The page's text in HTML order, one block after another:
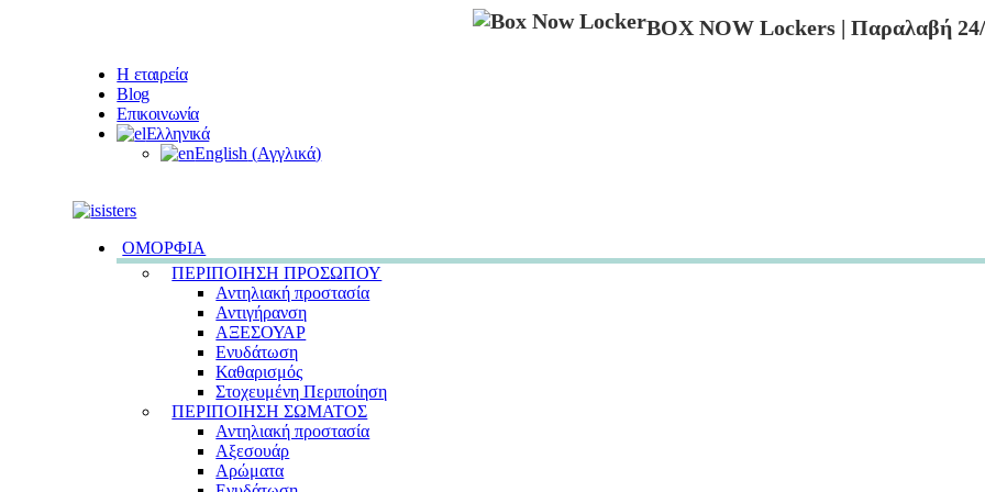
BOX NOW Lockers | Παραλαβή
Η εταιρεία
Blog
Επικοινωνία
Ελληνικά
English (Αγγλικά)
ΟΜΟΡΦΙΑ
ΠΕΡΙΠΟΙΗΣΗ ΠΡΟΣΩΠΟΥ
Αντηλιακή προστασία
Αντιγήρανση
ΑΞΕΣΟΥΑΡ
Ενυδάτωση
Καθαρισμός
Στοχευμένη Περιποίηση
ΠΕΡΙΠΟΙΗΣΗ ΣΩΜΑΤΟΣ
Αντηλιακή προστασία
Αξεσουάρ
Αρώματα